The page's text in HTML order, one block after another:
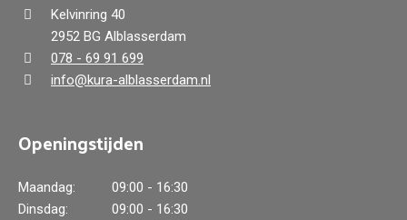
Kelvinring 40
2952 BG Alblasserdam
078 - 69 91 699
info@kura-alblasserdam.nl
Openingstijden
Maandag:
09:00 - 16:30
Dinsdag:
09:00 - 16:30